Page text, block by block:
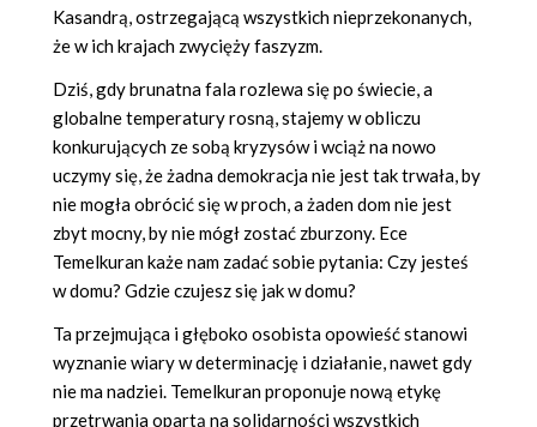
Kasandrą, ostrzegającą wszystkich nieprzekonanych,
że w ich krajach zwycięży faszyzm.
Dziś, gdy brunatna fala rozlewa się po świecie, a
globalne temperatury rosną, stajemy w obliczu
konkurujących ze sobą kryzysów i wciąż na nowo
uczymy się, że żadna demokracja nie jest tak trwała, by
nie mogła obrócić się w proch, a żaden dom nie jest
zbyt mocny, by nie mógł zostać zburzony. Ece
Temelkuran każe nam zadać sobie pytania: Czy jesteś
w domu? Gdzie czujesz się jak w domu?
Ta przejmująca i głęboko osobista opowieść stanowi
wyznanie wiary w determinację i działanie, nawet gdy
nie ma nadziei. Temelkuran proponuje nową etykę
przetrwania opartą na solidarności wszystkich